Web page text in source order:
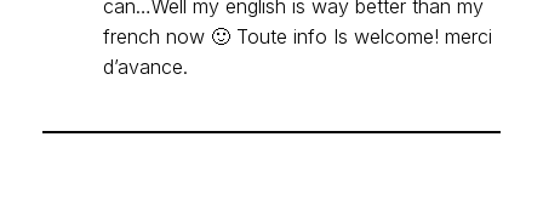
can…Well my english is way better than my
french now 🙂 Toute info Is welcome! merci
d’avance.